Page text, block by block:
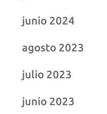
junio 2024
agosto 2023
julio 2023
junio 2023